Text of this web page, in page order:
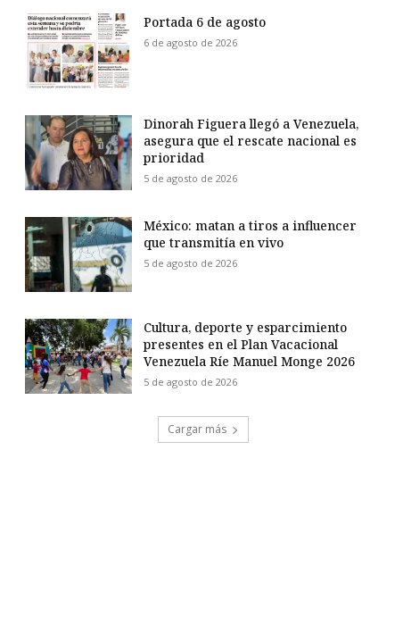
Portada 6 de agosto
6 de agosto de 2026
Dinorah Figuera llegó a Venezuela,
asegura que el rescate nacional es
prioridad
5 de agosto de 2026
México: matan a tiros a influencer
que transmitía en vivo
5 de agosto de 2026
Cultura, deporte y esparcimiento
presentes en el Plan Vacacional
Venezuela Ríe Manuel Monge 2026
5 de agosto de 2026
Cargar más